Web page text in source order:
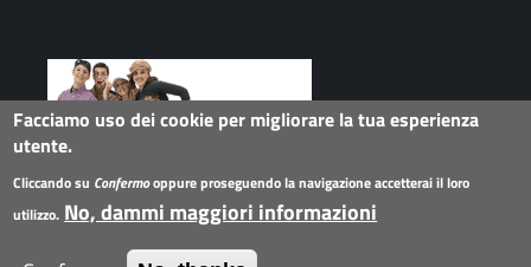
Seguici su
Youtube
Facciamo uso dei cookie per migliorare la tua esperienza
utente.
Cliccando su Confermooppure proseguendo la navigazione accetterai il loro
utilizzo. No, dammi maggiori informazioni